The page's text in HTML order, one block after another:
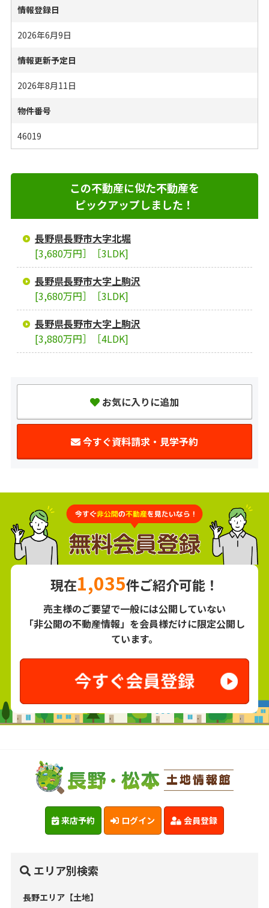
情報登録日
2026年6月9日
情報更新予定日
2026年8月11日
物件番号
46019
この不動産に似た不動産を
ピックアップしました！
長野県長野市大字北堀
[3,680万円］［3LDK]
長野県長野市大字上駒沢
[3,680万円］［3LDK]
長野県長野市大字上駒沢
[3,880万円］［4LDK]
お気に入りに追加
今すぐ資料請求・見学予約
現在1,035件ご紹介可能！
売主様のご要望で一般には公開していない
「非公開の不動産情報」を会員様だけに限定公開し
ています。
来店予約 ログイン 会員登録
エリア別検索
長野エリア【土地】